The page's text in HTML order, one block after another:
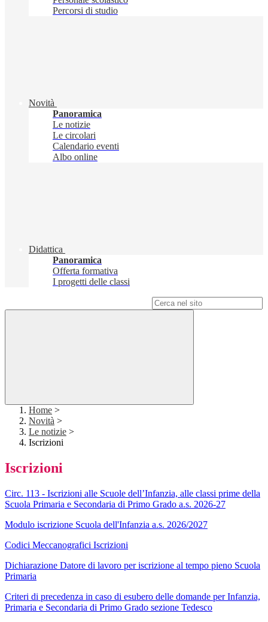
Percorsi di studio
Novità
Panoramica
Le notizie
Le circolari
Calendario eventi
Albo online
Didattica
Panoramica
Offerta formativa
I progetti delle classi
Home >
Novità >
Le notizie >
Iscrizioni
Iscrizioni
Circ. 113 - Iscrizioni alle Scuole dell’Infanzia, alle classi prime della
Scuola Primaria e Secondaria di Primo Grado a.s. 2026-27
Modulo iscrizione Scuola dell'Infanzia a.s. 2026/2027
Codici Meccanografici Iscrizioni
Dichiarazione Datore di lavoro per iscrizione al tempo pieno Scuola
Primaria
Criteri di precedenza in caso di esubero delle domande per Infanzia,
Primaria e Secondaria di Primo Grado sezione Tedesco